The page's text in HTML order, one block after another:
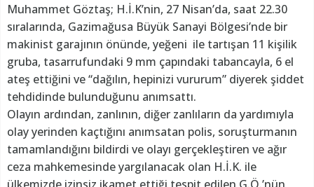
Muhammet Göztaş; H.İ.K’nin, 27 Nisan’da, saat 22.30
sıralarında, Gazimağusa Büyük Sanayi Bölgesi’nde bir
makinist garajının önünde, yeğeni ile tartışan 11 kişilik
gruba, tasarrufundaki 9 mm çapındaki tabancayla, 6 el
ateş ettiğini ve “dağılın, hepinizi vururum” diyerek şiddet
tehdidinde bulunduğunu anımsattı.
Olayın ardından, zanlının, diğer zanlıların da yardımıyla
olay yerinden kaçtığını anımsatan polis, soruşturmanın
tamamlandığını bildirdi ve olayı gerçekleştiren ve ağır
ceza mahkemesinde yargılanacak olan H.İ.K. ile
ülkemizde izinsiz ikamet ettiği tespit edilen G.Ö.’nün